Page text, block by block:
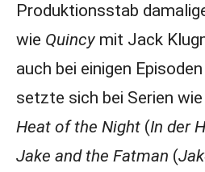
Produktionsstab
wie Quincymit Jack
auch bei einigen
setzte sich bei Serien wie
Heat of the Night(In der
Jake and the Fatman (